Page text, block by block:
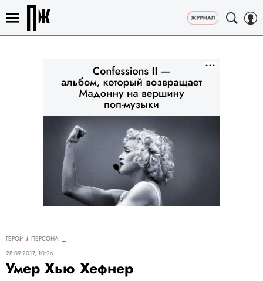
ГЕРОИ
ПЕРСОНА
28.09.2017, 10:26
Умер Хью Хефнер